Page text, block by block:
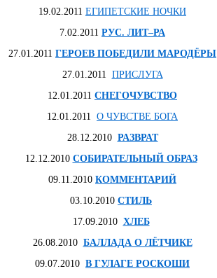
19.02.2011 ЕГИПЕТСКИЕ НОЧКИ
7.02.2011 РУС. ЛИТ–РА
27.01.2011 ГЕРОЕВ ПОБЕДИЛИ МАРОДЁРЫ
27.01.2011 ПРИСЛУГА
12.01.2011 СНЕГОЧУВСТВО
12.01.2011 О ЧУВСТВЕ БОГА
28.12.2010 РАЗВРАТ
12.12.2010 СОБИРАТЕЛЬНЫЙ ОБРАЗ
09.11.2010 КОММЕНТАРИЙ
03.10.2010 СТИЛЬ
17.09.2010 ХЛЕБ
26.08.2010 БАЛЛАДА О ЛЁТЧИКЕ
09.07.2010 В ГУЛАГЕ РОСКОШИ